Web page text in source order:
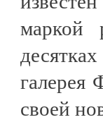
маркой
галерея
своей